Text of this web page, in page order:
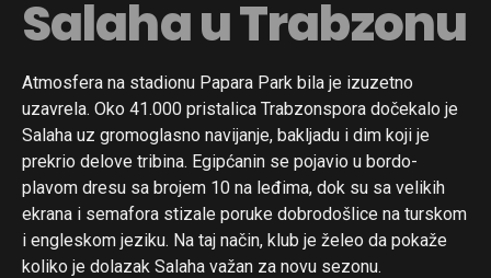
Salaha u Trabzonu
Atmosfera na stadionu Papara Park bila je izuzetno
uzavrela. Oko 41.000 pristalica Trabzonspora dočekalo je
Salaha uz gromoglasno navijanje, bakljadu i dim koji je
prekrio delove tribina. Egipćanin se pojavio u bordo-
plavom dresu sa brojem 10 na leđima, dok su sa velikih
ekrana i semafora stizale poruke dobrodošlice na turskom
i engleskom jeziku. Na taj način, klub je želeo da pokaže
koliko je dolazak Salaha važan za novu sezonu.